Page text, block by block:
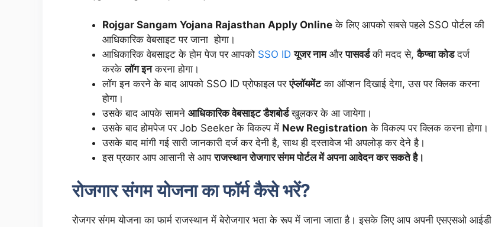
Rojgar Sangam Yojana Rajasthan Apply Online के लिए आपको सबसे पहले SSO पोर्टल की
आधिकारिक वेबसाइट पर जाना होगा।
आधिकारिक वेबसाइट के होम पेज पर आपको SSO ID यूजर नामऔरपासवर्डकी मदद से,कैप्चा कोडदर्ज
करकेलॉग इनकरना होगा।
लॉग इन करने के बाद आपको SSO ID प्रोफाइल परएंप्लॉयमेंटका ऑप्शन दिखाई देगा, उस पर क्लिक करना
होगा।
उसके बाद आपके सामने आधिकारिक वेबसाइट डैशबोर्डखुलकर के आ जायेगा।
उसके बाद होमपेज पर Job Seeker के विकल्प में New Registration के विकल्प पर क्लिक करना होगा।
उसके बाद मांगी गई सारी जानकारी दर्ज कर देनी है, साथ ही दस्तावेज भी अपलोड़ कर देने है।
इस प्रकार आप आसानी से आपराजस्थान रोजगार संगम पोर्टल में अपना आवेदन कर सकते है।
रोजगार संगम योजना का फॉर्म कैसे भरें?
रोजगर संगम योजना का फार्म राजस्थान में बेरोजगार भता के रूप में जाना जाता है। इसके लिए आप अपनी एसएसओ आईडी